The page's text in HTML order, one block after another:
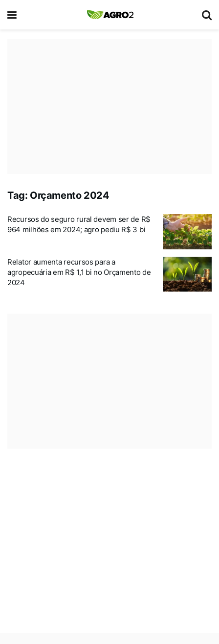
Tag: Orçamento 2024
Recursos do seguro rural devem ser de R$
964 milhões em 2024; agro pediu R$ 3 bi
Relator aumenta recursos para a
agropecuária em R$ 1,1 bi no Orçamento de
2024